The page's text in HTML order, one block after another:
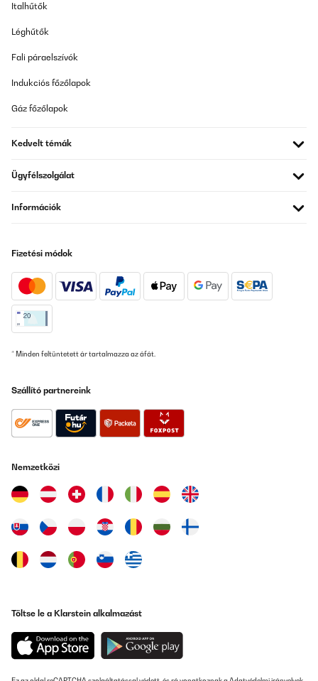
Fordítsd le
Artikel wie beschrieben alles prima.Schnelle Lieferung.Nur leider
schwer zu entfernen. Das ist nicht so schön, insbesondere wenn
Amazon-Benutzer
damit um zu gehen Qualität ist top. Richtig verschlossen ist Sie
Handhabung und sehr gute Qualität haben überzeugt.
Amazon-Benutzer
Fordítsd le
Wir verwenden die Schmatzfatz-Trinkflasche seit einigen Tagen
für unsere 7-jährige Tochter, sowohl zuhause als auch in der
Schule. Die Flasche liegt gut in kleinen Kinderhänden, lässt sich
leicht öffnen und schließen und unsere Tochter kommt damit sehr
Flasche einmal in der Tasche verrutscht. Die Reinigung ist
auseinandernehmen und problemlos in der Spülmaschine
reinigen.Das Material wirkt robust und langlebig. Auch wenn die
Der Trinkaufsatz ist hygienisch abgedeckt und für Kinder einfach
zu benutzen.Ein kleiner Hinweis: Sehr dickflüssige Getränke wie
keine Einschränkungen.Fazit:Eine durchdachte, robuste
Trinkflasche, die sich gut für Kinder eignet. Sie ist leicht,
Fordítsd le
Italhűtők
Léghűtők
Fali páraelszívók
Indukciós főzőlapok
Gáz főzőlapok
Kedvelt témák
Ügyfélszolgálat
Információk
Fizetési módok
* Minden feltüntetett ár tartalmazza az áfát.
Szállító partnereink
Nemzetközi
Töltse le a Klarstein alkalmazást